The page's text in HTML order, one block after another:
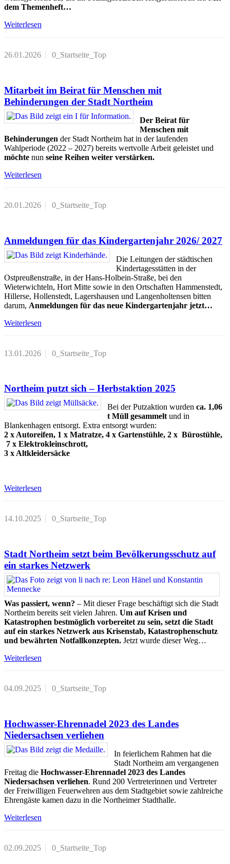
dem Themenheft…
Weiterlesen
26.01.2026 0_Startseite_Top
Mitarbeit im Beirat für Menschen mit
Behinderungen der Stadt Northeim
Der Beirat für
Menschen mit
Behinderungen der Stadt Northeim hat in der laufenden
Wahlperiode (2022 – 2027) bereits wertvolle Arbeit geleistet und
möchte nun seine Reihen weiter verstärken.
Weiterlesen
20.01.2026 0_Startseite_Top
Anmeldungen für das Kindergartenjahr 2026/ 2027
Die Leitungen der städtischen
Kindertagesstätten in der
Ostpreußenstraße, in der Hans-Holbein-Straße, bei den
Wieterwichteln, Hort Mitte sowie in den Ortschaften Hammenstedt,
Hillerse, Hollenstedt, Lagershausen und Langenholtensen bitten
darum, Anmeldungen für das neue Kindergartenjahr jetzt…
Weiterlesen
13.01.2026 0_Startseite_Top
Northeim putzt sich – Herbstaktion 2025
Bei der Putzaktion wurden ca. 1,06
t Müll gesammeltund in
Blankenhagen entsorgt. Extra entsorgt wurden:
2 x Autoreifen, 1 x Matratze, 4 x Gartenstühle, 2 x Bürostühle,
7 x Elektrokleinschrott,
3 x Altkleidersäcke
Weiterlesen
14.10.2025 0_Startseite_Top
Stadt Northeim setzt beim Bevölkerungsschutz auf
ein starkes Netzwerk
Was passiert, wenn? – Mit dieser Frage beschäftigt sich die Stadt
Northeim bereits seit vielen Jahren. Um auf Krisen und
Katastrophen bestmöglich vorbereitet zu sein, setzt die Stadt
auf ein starkes Netzwerk aus Krisenstab, Katastrophenschutz
und bewährten Notfallkonzepten. Jetzt wurde dieser Weg…
Weiterlesen
04.09.2025 0_Startseite_Top
Hochwasser-Ehrennadel 2023 des Landes
Niedersachsen verliehen
In feierlichem Rahmen hat die
Stadt Northeim am vergangenen
Freitag die Hochwasser-Ehrennadel 2023 des Landes
Niedersachsen verliehen. Rund 200 Vertreterinnen und Vertreter
der Freiwilligen Feuerwehren aus dem Stadtgebiet sowie zahlreiche
Ehrengäste kamen dazu in die Northeimer Stadthalle.
Weiterlesen
02.09.2025 0_Startseite_Top